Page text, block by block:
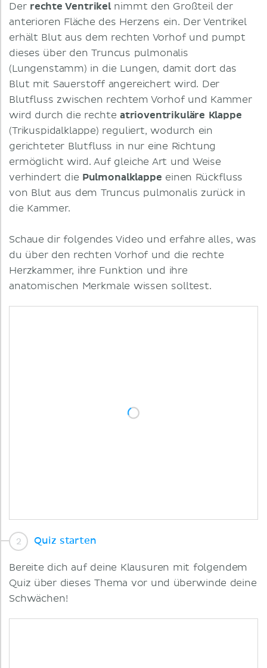
Der rechte Ventrikelnimmt den Großteil der
anterioren Fläche des Herzens ein. Der Ventrikel
erhält Blut aus dem rechten Vorhof und pumpt
dieses über den Truncus pulmonalis
(Lungenstamm) in die Lungen, damit dort das
Blut mit Sauerstoff angereichert wird. Der
Blutfluss zwischen rechtem Vorhof und Kammer
wird durch die rechte atrioventrikuläre Klappe
(Trikuspidalklappe) reguliert, wodurch ein
gerichteter Blutfluss in nur eine Richtung
ermöglicht wird. Auf gleiche Art und Weise
verhindert die Pulmonalklappe einen Rückfluss
von Blut aus dem Truncus pulmonalis zurück in
die Kammer.
Schaue dir folgendes Video und erfahre alles, was
du über den rechten Vorhof und die rechte
Herzkammer, ihre Funktion und ihre
anatomischen Merkmale wissen solltest.
Quiz starten
Bereite dich auf deine Klausuren mit folgendem
Quiz über dieses Thema vor und überwinde deine
Schwächen!